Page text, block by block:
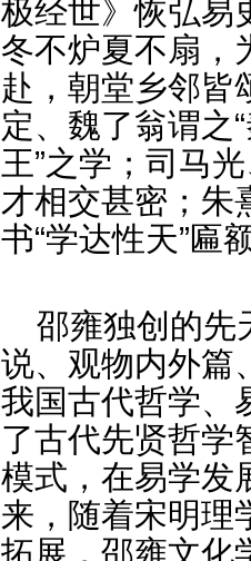
极经世》恢弘易
冬不炉夏不扇，
赴，朝堂乡邻皆
定、魏了翁谓之
王”之学；司马
才相交甚密；朱
书“学达性天”匾
邵雍独创的先
说、观物内外篇
我国古代哲学、
了古代先贤哲学
模式，在易学发
来，随着宋明理
拓展，邵雍文化